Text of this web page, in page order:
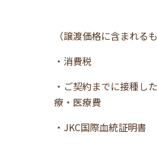
（譲渡価格に含まれる
・消費税
・ご契約までに接種し
療・医療費
・JKC国際血統証明書